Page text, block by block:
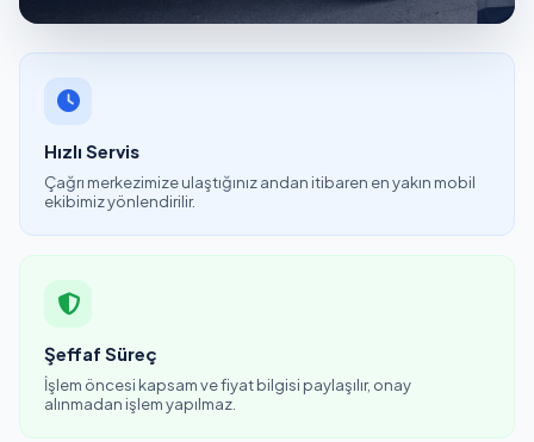
Hızlı Servis
Çağrı merkezimize ulaştığınız andan itibaren en yakın mobil
ekibimiz yönlendirilir.
Şeffaf Süreç
İşlem öncesi kapsam ve fiyat bilgisi paylaşılır, onay
alınmadan işlem yapılmaz.